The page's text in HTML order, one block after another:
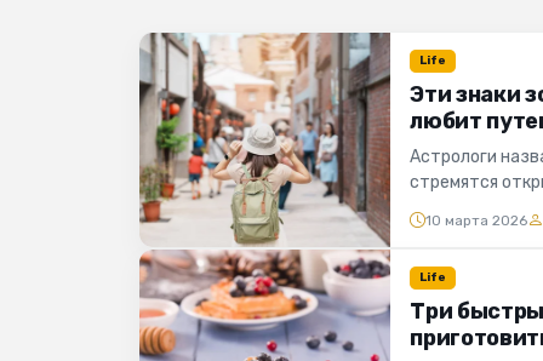
Life
Эти знаки
любит
Астрологи
стремятся
10 марта 2026
Life
Три